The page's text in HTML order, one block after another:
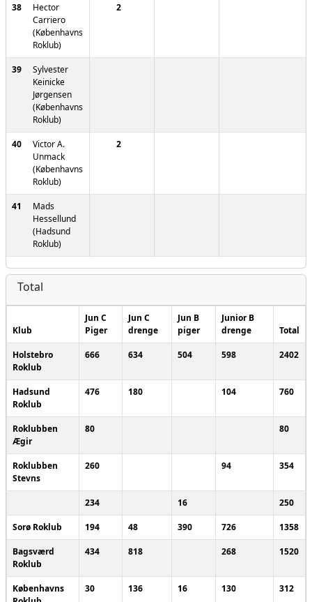
38
Hector
Carriero
(Københavns
Roklub)
2
39
Sylvester
Keinicke
Jørgensen
(Københavns
Roklub)
40
Victor A.
Unmack
(Københavns
Roklub)
2
41
Mads
Hessellund
(Hadsund
Roklub)
Total
Klub
Jun C
Piger
Jun C
drenge
Jun B
piger
Junior B
drenge
Total
Holstebro
Roklub
666 634 504 598 2402
Hadsund
Roklub
476 180 104 760
Roklubben
Ægir
80 80
Roklubben
Stevns
260 94 354
234 16 250
Sorø Roklub 194 48 390 726 1358
Bagsværd
Roklub
434 818 268 1520
Københavns
30 136 16 130 312